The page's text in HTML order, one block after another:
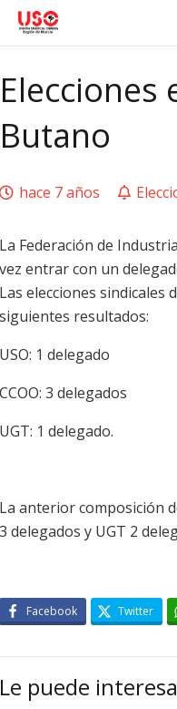
Elecciones
Butano
hace 7 años
La Federación de
vez entrar con un
Las elecciones sindicales
siguientes resultados:
USO: 1 delegado
CCOO: 3 delegados
UGT: 1 delegado.
La anterior composición
3 delegados y UGT 2
Facebook Twitter
Le puede